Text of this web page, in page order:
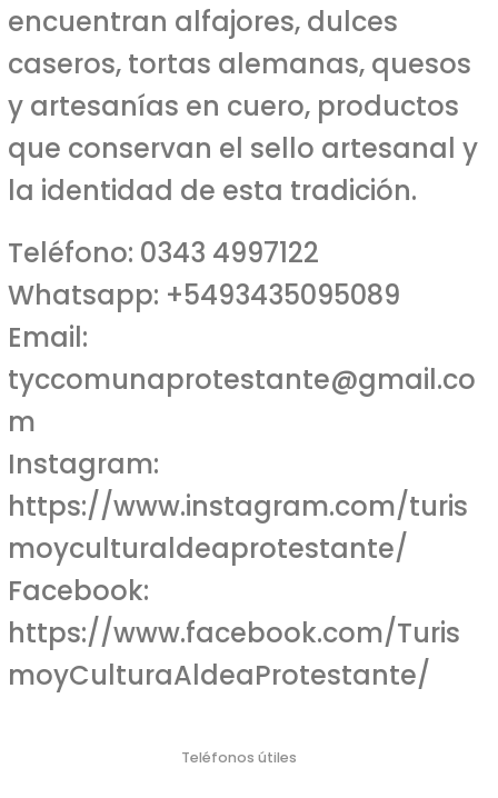
encuentran alfajores, dulces
caseros, tortas alemanas, quesos
y artesanías en cuero, productos
que conservan el sello artesanal y
la identidad de esta tradición.
Teléfono: 0343 4997122
Whatsapp: +5493435095089
Email:
tyccomunaprotestante@gmail.co
m
Instagram:
https://www.instagram.com/turis
moyculturaldeaprotestante/
Facebook:
https://www.facebook.com/Turis
moyCulturaAldeaProtestante/
Teléfonos útiles